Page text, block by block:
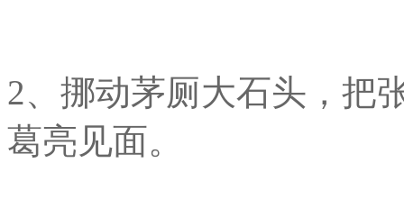
2、挪动茅厕大石头，把
葛亮见面。